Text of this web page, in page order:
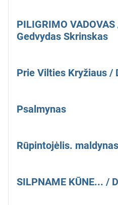
PILIGRIMO
Gedvydas Skrinskas
Prie Vilties Kryžiaus /
Psalmynas
Rūpintojėlis. maldynas
SILPNAME KŪNE... /